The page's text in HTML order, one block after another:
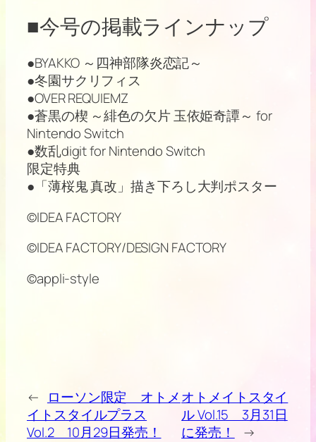
■今号の掲載ラインナップ
●BYAKKO ～四神部隊炎恋記～
●冬園サクリフィス
●OVER REQUIEMZ
●蒼黒の楔 ～緋色の欠片 玉依姫奇譚～ for
Nintendo Switch
●数乱digit for Nintendo Switch
限定特典
●「薄桜鬼 真改」描き下ろし大判ポスター
©IDEA FACTORY
©IDEA FACTORY/DESIGN FACTORY
©appli-style
←
ローソン限定 オトメ
イトスタイルプラス
Vol.2 10月29日発売！
オトメイトスタイ
ル Vol.15 3月31日
に発売！
→